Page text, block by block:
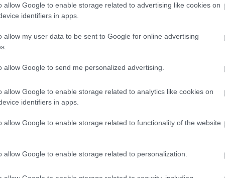
allow Google to enable storage related to advertising like cookies on
identifiers in apps.
allow my user data to be sent to Google for online advertising
allow Google to send me personalized advertising.
allow Google to enable storage related to analytics like cookies on
identifiers in apps.
allow Google to enable storage related to functionality of the website
allow Google to enable storage related to personalization.
είχαν μάθει και συνήλθε.
21 Αυγούστου 2025, 13:38
Ημέρα Σκύλου: Ενημερωτική δράση
Θεσσαλονίκη από τον ΕΕΣ
επίδειξη για το καινοτόμο πρόγραμμα εκπαίδευσης